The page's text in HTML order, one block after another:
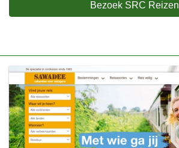
Bezoek SRC Reizen